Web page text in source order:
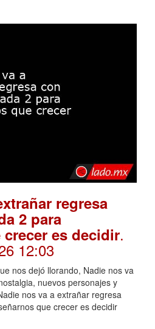
regresa
2 para
es decidir.
12:03
nos dejó llorando, Nadie nos va
nuevos personajes y
nos va a extrañar regresa
que crecer es decidir